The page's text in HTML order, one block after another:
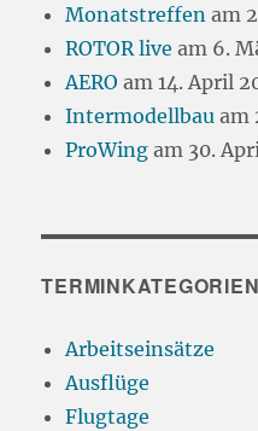
Monatstreffen am
ROTOR live am 6.
AERO am 14. April
Intermodellbau am
ProWing am 30.
TERMINKATEGORIEN
Arbeitseinsätze
Ausflüge
Flugtage